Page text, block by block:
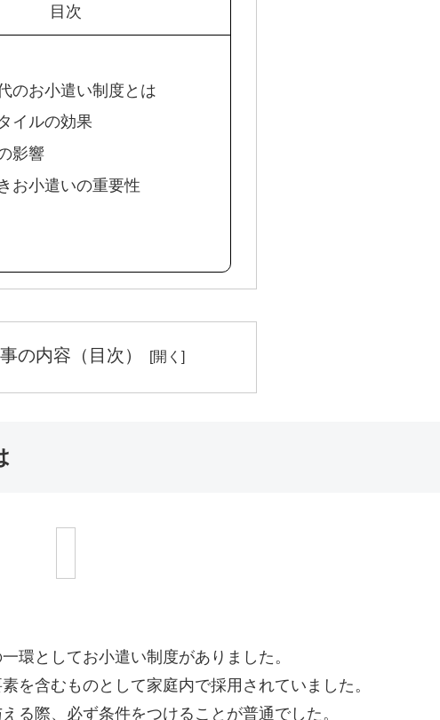
目次
のお小遣い制度とは
イルの効果
影響
お小遣いの重要性
の内容（目次）
環としてお小遣い制度がありました。
を含むものとして家庭内で採用されていました。
る際、必ず条件をつけることが普通でした。